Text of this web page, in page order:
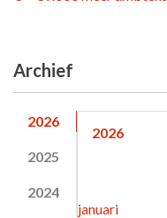
Archief
2026
2025
2024
2026
januari